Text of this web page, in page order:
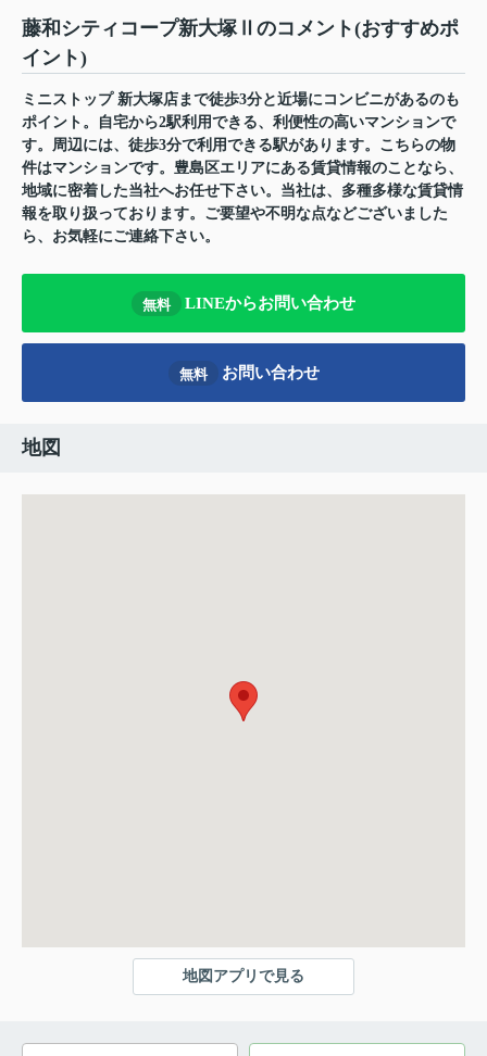
藤和シティコープ新大塚Ⅱのコメント(おすすめポ
イント)
ミニストップ 新大塚店まで徒歩3分と近場にコンビニがあるのも
ポイント。自宅から2駅利用できる、利便性の高いマンションで
す。周辺には、徒歩3分で利用できる駅があります。こちらの物
件はマンションです。豊島区エリアにある賃貸情報のことなら、
地域に密着した当社へお任せ下さい。当社は、多種多様な賃貸情
報を取り扱っております。ご要望や不明な点などございました
ら、お気軽にご連絡下さい。
無料 LINEからお問い合わせ
無料 お問い合わせ
地図
地図アプリで見る